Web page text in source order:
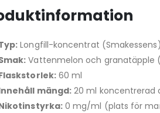
Longfill-koncentrat (Smakessens)
Vattenmelon och granatäpple
60 ml
mängd:20 ml koncentrerad
0 mg/ml (plats för